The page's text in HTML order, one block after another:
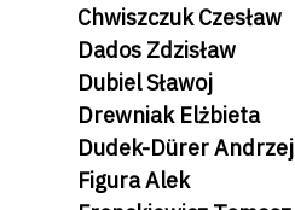
Chwiszczuk Czesław
Dados Zdzisław
Dubiel Sławoj
Drewniak Elżbieta
Dudek-Dürer Andrzej
Figura Alek